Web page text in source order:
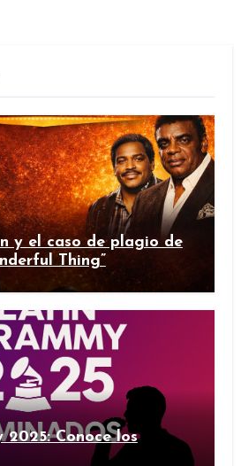
y el caso de plagio de
Thing”
2025: Conoce los